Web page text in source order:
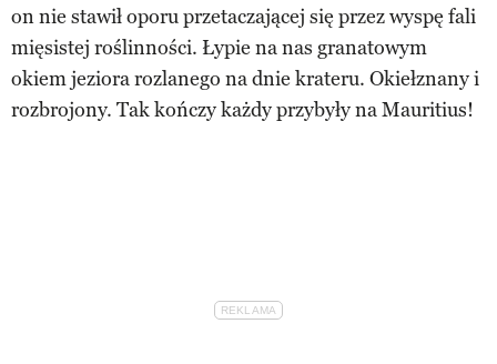
on nie stawił oporu przetaczającej się przez wyspę fali
mięsistej roślinności. Łypie na nas granatowym
okiem jeziora rozlanego na dnie krateru. Okiełznany i
rozbrojony. Tak kończy każdy przybyły na Mauritius!